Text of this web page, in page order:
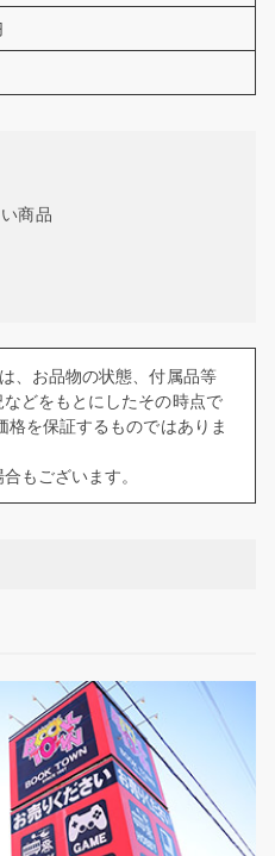
商品
、お品物の状態、付属品等
どをもとにしたその時点で
を保証するものではありま
もございます。